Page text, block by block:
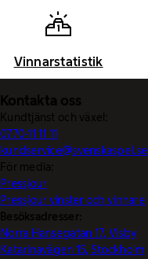
Vinnarstatistik
Kontakta oss
Kundtjänst och växel:
0770-11 11 11
kundservice@svenskaspel.se
För media:
Pressjour
Pressjour vinster och vinnare
Besöksadresser:
Norra Hansegatan 17, Visby
Katarinavägen 15, Stockholm